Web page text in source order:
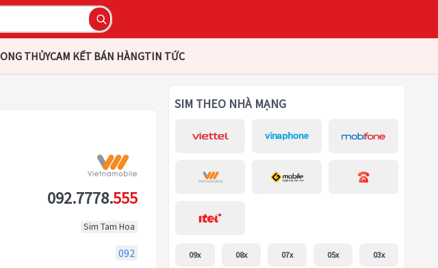
THỦYCAM KẾT BÁN HÀNGTIN TỨC
092.7778.555
Sim Tam Hoa
092
SIM THEO NHÀ MẠNG
09x 08x 07x 05x 03x